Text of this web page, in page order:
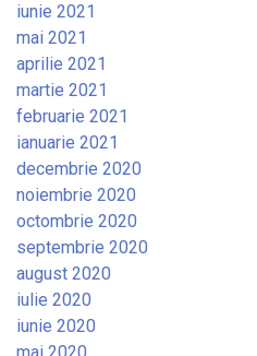
iunie 2021
mai 2021
aprilie 2021
martie 2021
februarie 2021
ianuarie 2021
decembrie 2020
noiembrie 2020
octombrie 2020
septembrie 2020
august 2020
iulie 2020
iunie 2020